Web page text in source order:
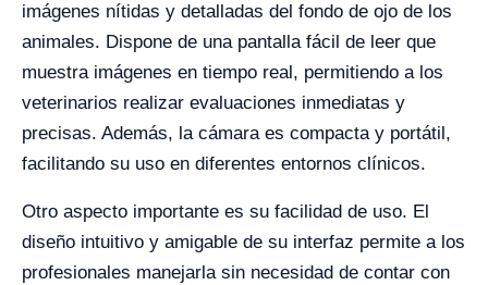
imágenes nítidas y detalladas del fondo de ojo de los
animales. Dispone de una pantalla fácil de leer que
muestra imágenes en tiempo real, permitiendo a los
veterinarios realizar evaluaciones inmediatas y
precisas. Además, la cámara es compacta y portátil,
facilitando su uso en diferentes entornos clínicos.
Otro aspecto importante es su facilidad de uso. El
diseño intuitivo y amigable de su interfaz permite a los
profesionales manejarla sin necesidad de contar con